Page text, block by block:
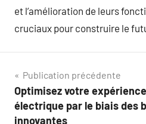
et l’amélioration de leurs
cruciaux pour construire le
Navigation
de
Publication précédente
Optimisez votre
électrique par le biais des
innovantes